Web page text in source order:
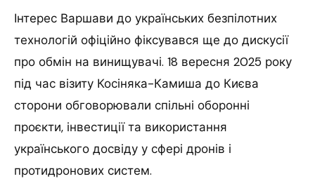
Інтерес Варшави до українських безпілотних
технологій офіційно фіксувався ще до дискусії
про обмін на винищувачі. 18 вересня 2025 року
під час візиту Косіняка-Камиша до Києва
сторони обговорювали спільні оборонні
проєкти, інвестиції та використання
українського досвіду у сфері дронів і
протидронових систем.